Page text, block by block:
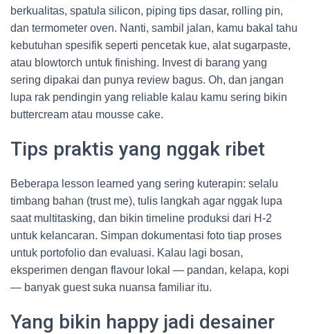
berkualitas, spatula silicon, piping tips dasar, rolling pin,
dan termometer oven. Nanti, sambil jalan, kamu bakal tahu
kebutuhan spesifik seperti pencetak kue, alat sugarpaste,
atau blowtorch untuk finishing. Invest di barang yang
sering dipakai dan punya review bagus. Oh, dan jangan
lupa rak pendingin yang reliable kalau kamu sering bikin
buttercream atau mousse cake.
Tips praktis yang nggak ribet
Beberapa lesson learned yang sering kuterapin: selalu
timbang bahan (trust me), tulis langkah agar nggak lupa
saat multitasking, dan bikin timeline produksi dari H-2
untuk kelancaran. Simpan dokumentasi foto tiap proses
untuk portofolio dan evaluasi. Kalau lagi bosan,
eksperimen dengan flavour lokal — pandan, kelapa, kopi
— banyak guest suka nuansa familiar itu.
Yang bikin happy jadi desainer